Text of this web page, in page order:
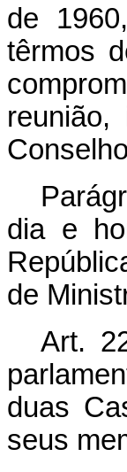
de
têrmos
dia e
de
Art.
duas
seus